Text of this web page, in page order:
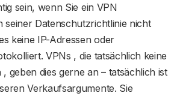
sein, wenn Sie ein VPN
seiner Datenschutzrichtlinie nicht
keine IP-Adressen oder
VPNs , die tatsächlich keine
geben dies gerne an – tatsächlich ist
Verkaufsargumente. Sie